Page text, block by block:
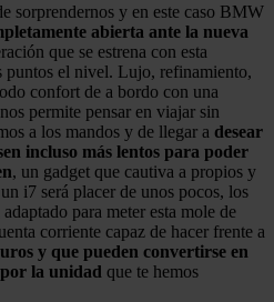
sorprendernos y en este caso BMW
abierta ante la nueva
que se estrena con esta
puntos el nivel. Lujo, refinamiento,
confort de a bordo con una
permite pensar en viajar sin
a los mandos y de llegar a desear
incluso más lentos para poder
, un gadget que cautiva a propios y
i7 será placer de unos pocos, los
para meter esta mole de
corriente capaz de hacer frente a
y que pueden convertirse en
la unidad que te hemos